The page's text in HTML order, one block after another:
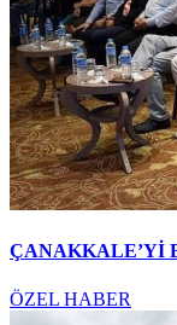
ÇANAKKALE’Yİ
ÖZEL HABER